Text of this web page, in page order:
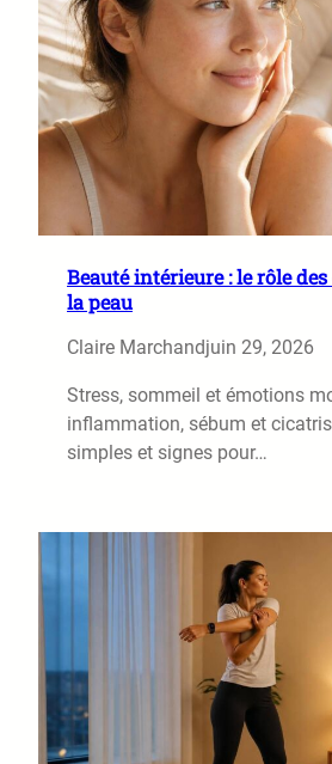
Beauté intérieure : le rôle
la peau
Claire Marchandjuin 29, 2026
Stress, sommeil et émotions
inflammation, sébum et
simples et signes pour…